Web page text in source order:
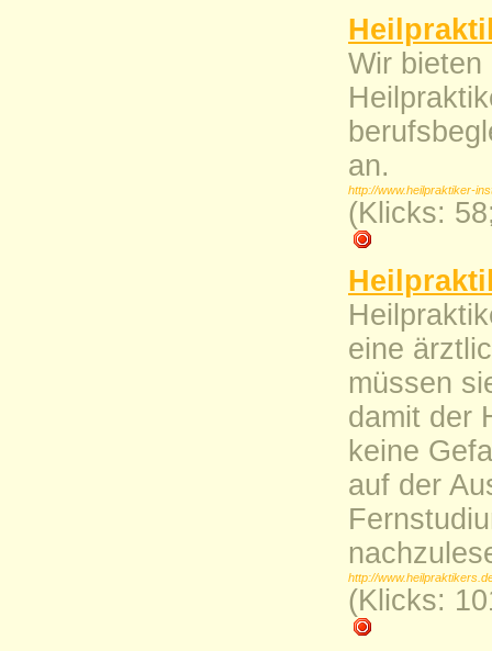
Wir bieten
an.
http://www.heilpraktiker-
(Klicks:
eine
müssen
damit der
keine
auf der
http://
(Klicks: